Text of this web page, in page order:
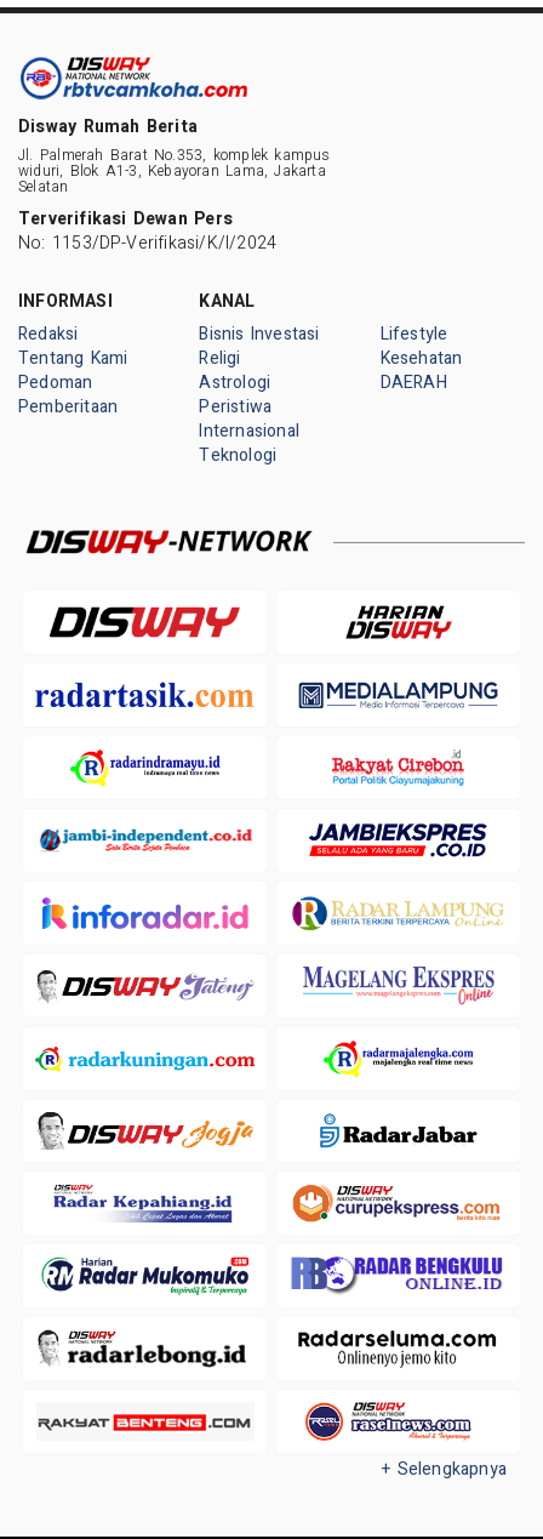
Disway Rumah Berita
Jl. Palmerah Barat No.353, komplek kampus
widuri, Blok A1-3, Kebayoran Lama, Jakarta
Selatan
Terverifikasi Dewan Pers
No: 1153/DP-Verifikasi/K/I/2024
INFORMASI
Redaksi
Tentang Kami
Pedoman
Pemberitaan
KANAL
Bisnis Investasi
Religi
Astrologi
Peristiwa
Internasional
Teknologi
Lifestyle
Kesehatan
DAERAH
+ Selengkapnya